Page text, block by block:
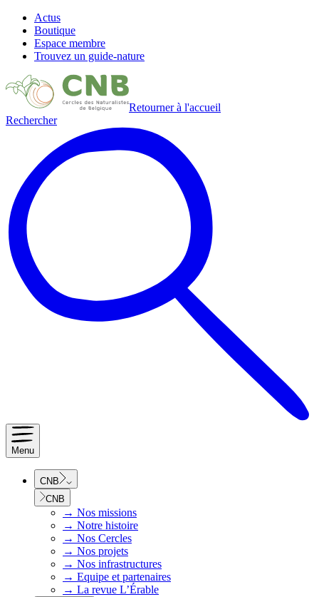
Actus
Boutique
Espace membre
Trouvez un guide-nature
Retourner à l'accueil
Rechercher
Menu
CNB
CNB
→ Nos missions
→ Notre histoire
→ Nos Cercles
→ Nos projets
→ Nos infrastructures
→ Equipe et partenaires
→ La revue L’Érable